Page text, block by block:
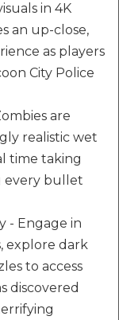
in 4K
an up-close,
as players
City Police
are
realistic wet
time taking
every bullet
- Engage in
explore dark
to access
discovered